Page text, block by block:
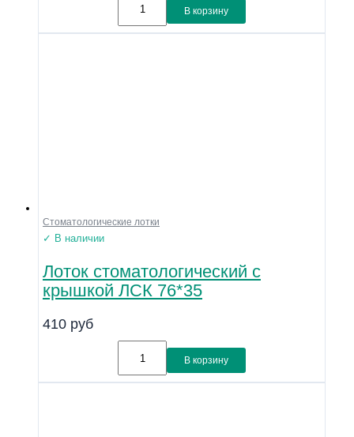
В корзину
Стоматологические лотки
✓ В наличии
Лоток стоматологический с
крышкой ЛСК 76*35
410 руб
В корзину